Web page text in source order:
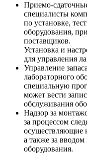
Приемо-
специалисты
по установке,
оборудования,
поставщиков.
Установка и
для управления
Управление
лабораторного
специальную
может вести
обслуживания
Надзор за
за процессом
осуществляющие
а также за
оборудования.